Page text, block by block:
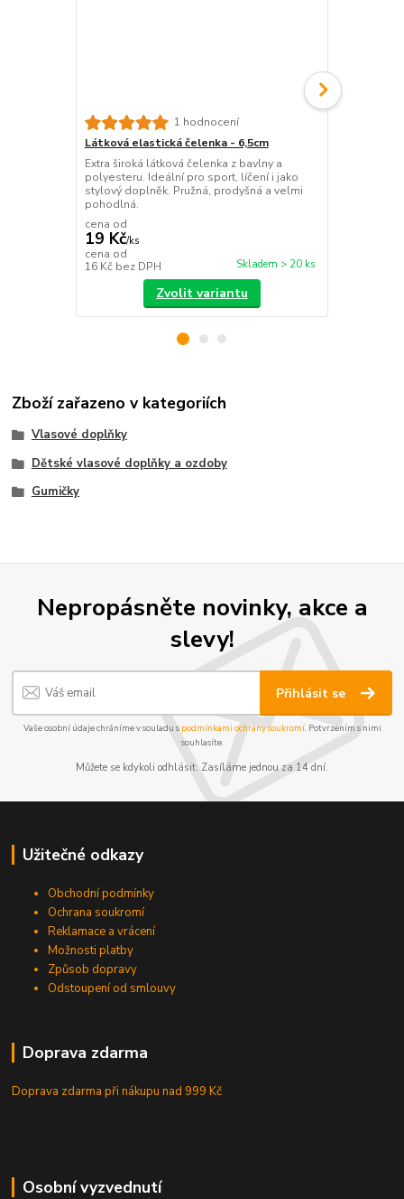
1 hodnocení
Látková elastická čelenka - 6,5cm
Extra široká látková čelenka z bavlny a
polyesteru. Ideální pro sport, líčení i jako
stylový doplněk. Pružná, prodyšná a velmi
pohodlná.
cena od
19 Kč/ks
cena od
16 Kč bez DPH Skladem > 20 ks
Zvolit variantu
Zboží zařazeno v kategoriích
Vlasové doplňky
Dětské vlasové doplňky a ozdoby
Gumičky
Nepropásněte novinky, akce a
slevy!
Přihlásit se
Vaše osobní údaje chráníme v souladu s podmínkami ochrany soukromí. Potvrzením s nimi
souhlasíte.
Můžete se kdykoli odhlásit. Zasíláme jednou za 14 dní.
Užitečné odkazy
Obchodní podmínky
Ochrana soukromí
Reklamace a vrácení
Možnosti platby
Způsob dopravy
Odstoupení od smlouvy
Doprava zdarma
Doprava zdarma při nákupunad 999 Kč
Osobní vyzvednutí